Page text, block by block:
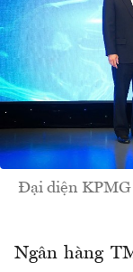
Đại diện KPMG
Ngân hàng